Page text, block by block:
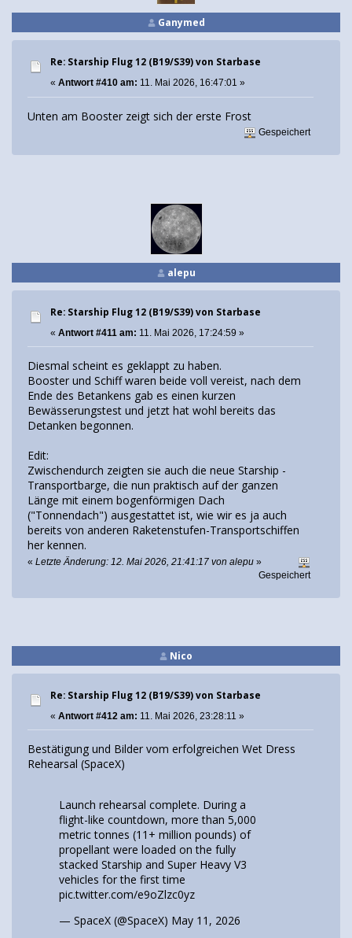
Ganymed
Re: Starship Flug 12 (B19/S39) von Starbase
« Antwort #410 am: 11. Mai 2026, 16:47:01 »
Unten am Booster zeigt sich der erste Frost
Gespeichert
alepu
Re: Starship Flug 12 (B19/S39) von Starbase
« Antwort #411 am: 11. Mai 2026, 17:24:59 »
Diesmal scheint es geklappt zu haben.
Booster und Schiff waren beide voll vereist, nach dem
Ende des Betankens gab es einen kurzen
Bewässerungstest und jetzt hat wohl bereits das
Detanken begonnen.
Edit:
Zwischendurch zeigten sie auch die neue Starship -
Transportbarge, die nun praktisch auf der ganzen
Länge mit einem bogenförmigen Dach
("Tonnendach") ausgestattet ist, wie wir es ja auch
bereits von anderen Raketenstufen-Transportschiffen
her kennen.
« Letzte Änderung: 12. Mai 2026, 21:41:17 von alepu »
Gespeichert
Nico
Re: Starship Flug 12 (B19/S39) von Starbase
« Antwort #412 am: 11. Mai 2026, 23:28:11 »
Bestätigung und Bilder vom erfolgreichen Wet Dress
Rehearsal (SpaceX)
Launch rehearsal complete. During a
flight-like countdown, more than 5,000
metric tonnes (11+ million pounds) of
propellant were loaded on the fully
stacked Starship and Super Heavy V3
vehicles for the first time
pic.twitter.com/e9oZlzc0yz
— SpaceX (@SpaceX) May 11, 2026